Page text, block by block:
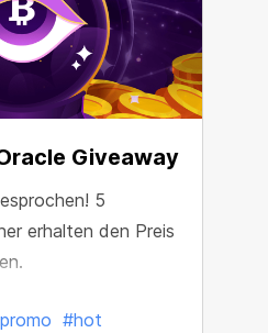
Giveaway
5
erhalten den Preis
#hot